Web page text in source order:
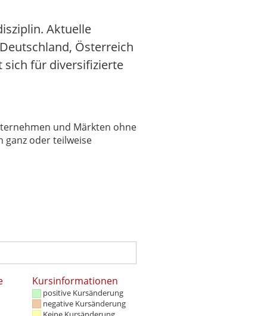
Aktuelle
Österreich
sich für diversifizierte
und Märkten ohne
ganz oder teilweise
Kursinformationen
positive Kursänderung
negative Kursänderung